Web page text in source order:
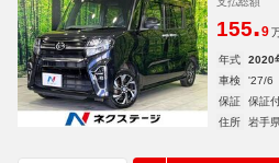
155.9
年式 2020
車検
'27/6
保証
保証
住所
岩手